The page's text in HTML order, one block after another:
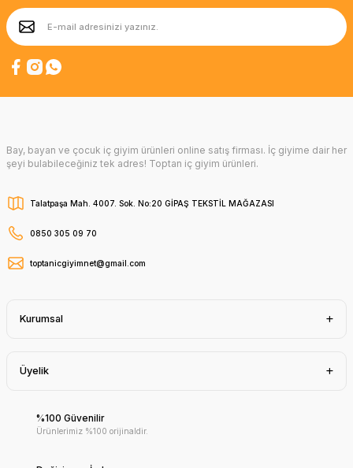
Bay, bayan ve çocuk iç giyim ürünleri online satış firması. İç giyime dair her
şeyi bulabileceğiniz tek adres! Toptan iç giyim ürünleri.
Talatpaşa Mah. 4007. Sok. No:20 GİPAŞ TEKSTİL MAĞAZASI
0850 305 09 70
toptanicgiyimnet@gmail.com
Kurumsal
Üyelik
%100 Güvenilir
Ürünlerimiz %100 orijinaldir.